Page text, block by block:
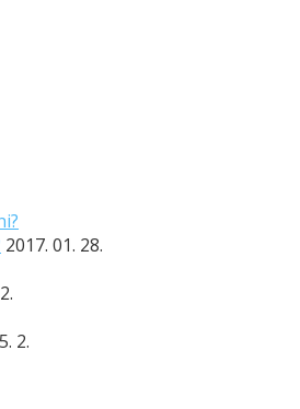
2017. 01. 28.
2.